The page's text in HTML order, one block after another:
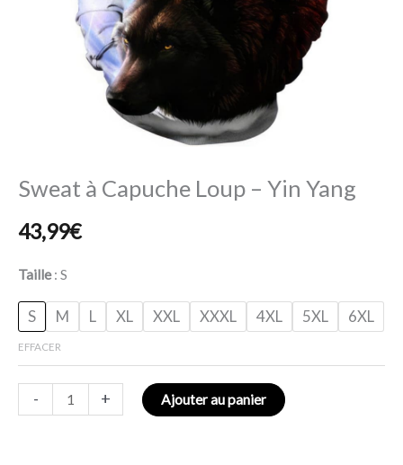
Sweat à Capuche Loup – Yin Yang
43,99€
Taille S
S M L XL XXL XXXL 4XL 5XL 6XL
EFFACER
- + Ajouter au panier